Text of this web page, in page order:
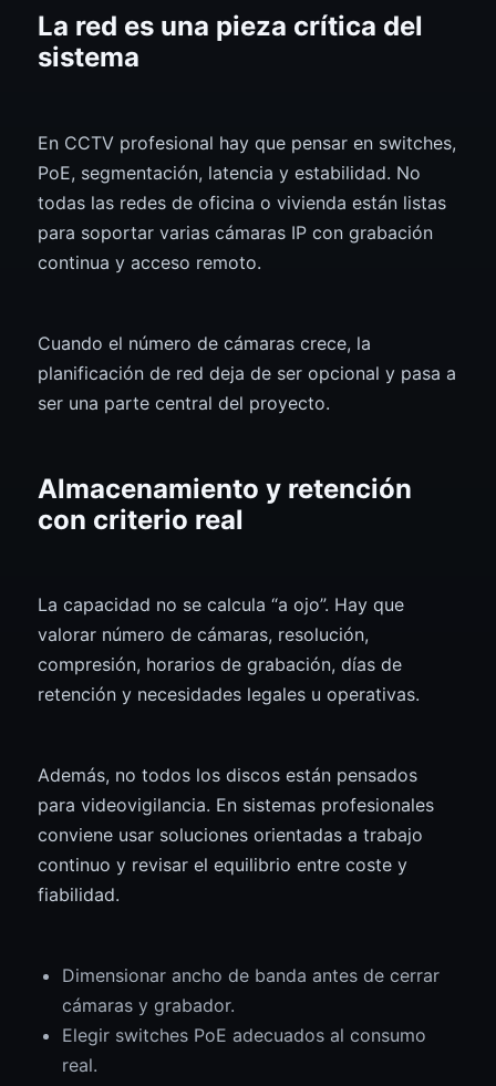
La red es una pieza crítica del
sistema
En CCTV profesional hay que pensar en switches,
PoE, segmentación, latencia y estabilidad. No
todas las redes de oficina o vivienda están listas
para soportar varias cámaras IP con grabación
continua y acceso remoto.
Cuando el número de cámaras crece, la
planificación de red deja de ser opcional y pasa a
ser una parte central del proyecto.
Almacenamiento y retención
con criterio real
La capacidad no se calcula “a ojo”. Hay que
valorar número de cámaras, resolución,
compresión, horarios de grabación, días de
retención y necesidades legales u operativas.
Además, no todos los discos están pensados
para videovigilancia. En sistemas profesionales
conviene usar soluciones orientadas a trabajo
continuo y revisar el equilibrio entre coste y
fiabilidad.
Dimensionar ancho de banda antes de cerrar
cámaras y grabador.
Elegir switches PoE adecuados al consumo
real.